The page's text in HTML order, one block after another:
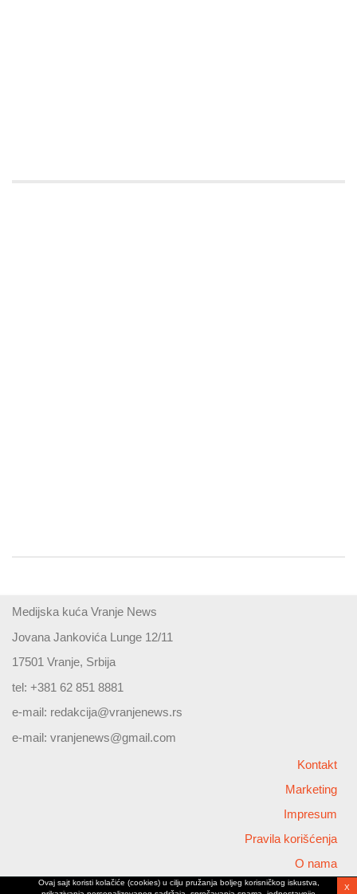
Medijska kuća Vranje News
Jovana Jankovića Lunge 12/11
17501 Vranje, Srbija
tel: +381 62 851 8881
e-mail: redakcija@vranjenews.rs
e-mail: vranjenews@gmail.com
Kontakt
Marketing
Impresum
Pravila korišćenja
O nama
Copyright © 2026 Vranjenews
Ovaj sajt koristi kolačiće (cookies) u cilju pružanja boljeg korisničkog iskustva,
X